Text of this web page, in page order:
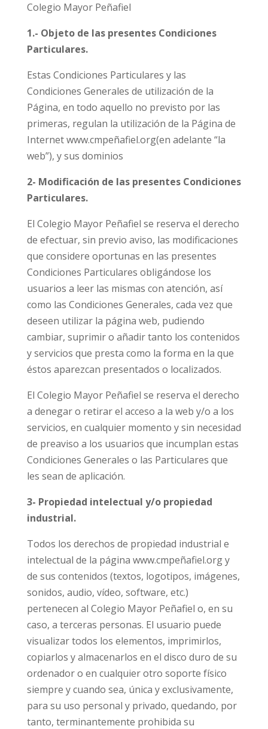
Colegio Mayor Peñafiel
1.- Objeto de las presentes Condiciones
Particulares.
Estas Condiciones Particulares y las
Condiciones Generales de utilización de la
Página, en todo aquello no previsto por las
primeras, regulan la utilización de la Página de
Internet www.cmpeñafiel.org(en adelante “la
web”), y sus dominios
2- Modificación de las presentes Condiciones
Particulares.
El Colegio Mayor Peñafiel se reserva el derecho
de efectuar, sin previo aviso, las modificaciones
que considere oportunas en las presentes
Condiciones Particulares obligándose los
usuarios a leer las mismas con atención, así
como las Condiciones Generales, cada vez que
deseen utilizar la página web, pudiendo
cambiar, suprimir o añadir tanto los contenidos
y servicios que presta como la forma en la que
éstos aparezcan presentados o localizados.
El Colegio Mayor Peñafiel se reserva el derecho
a denegar o retirar el acceso a la web y/o a los
servicios, en cualquier momento y sin necesidad
de preaviso a los usuarios que incumplan estas
Condiciones Generales o las Particulares que
les sean de aplicación.
3- Propiedad intelectual y/o propiedad
industrial.
Todos los derechos de propiedad industrial e
intelectual de la página www.cmpeñafiel.org y
de sus contenidos (textos, logotipos, imágenes,
sonidos, audio, vídeo, software, etc.)
pertenecen al Colegio Mayor Peñafiel o, en su
caso, a terceras personas. El usuario puede
visualizar todos los elementos, imprimirlos,
copiarlos y almacenarlos en el disco duro de su
ordenador o en cualquier otro soporte físico
siempre y cuando sea, única y exclusivamente,
para su uso personal y privado, quedando, por
tanto, terminantemente prohibida su